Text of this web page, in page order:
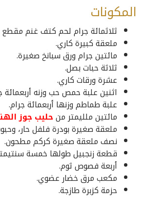
المكونات
ثلاثمائة جرام لحم كتف غنم
ملعقة كبيرة كاري.
مائتين جرام ورق سبانخ صغيرة.
ثلاثة حبات بصل.
عشرة ورقات كاري.
اثنين علبة حمص حب وزنه أربعمائة
علبة طماطم وزنها أربعمائة جرام.
مائتين ملليمتر منحليب جوز
ملعقة صغيرة بودرة فلفل حار،
نصف ملعقة صغيرة كركم مطحون.
قطعة زنجبيل طولها خمسة
أربعة فصوص ثوم.
مكعب مرق خضار عضوي.
حزمة كزبرة طازجة.